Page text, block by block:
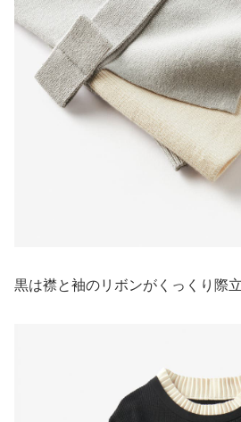
黒は襟と袖のリボンがくっくり際